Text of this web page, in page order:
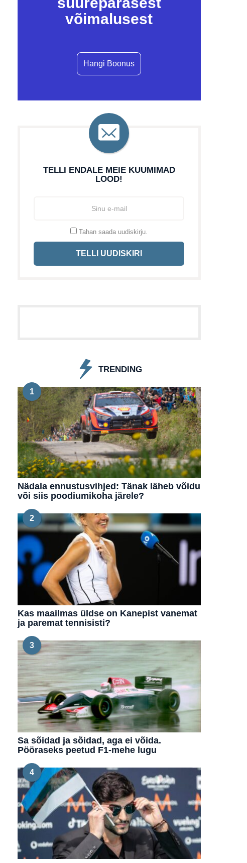
võimalusest
Hangi Boonus
TELLI ENDALE MEIE KUUMIMAD
LOOD!
Tahan saada uudiskirju.
TELLI UUDISKIRI
TRENDING
1
Nädala ennustusvihjed: Tänak läheb võidu
või siis poodiumikoha järele?
2
Kas maailmas üldse on Kanepist vanemat
ja paremat tennisisti?
3
Sa sõidad ja sõidad, aga ei võida.
Pööraseks peetud F1-mehe lugu
4